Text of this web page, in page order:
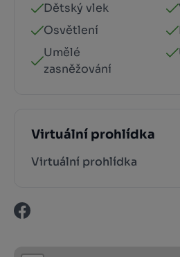
Dětský vlek
Osvětlení
Umělé
zasněžování
Virtuální prohlídka
Virtuální prohlídka